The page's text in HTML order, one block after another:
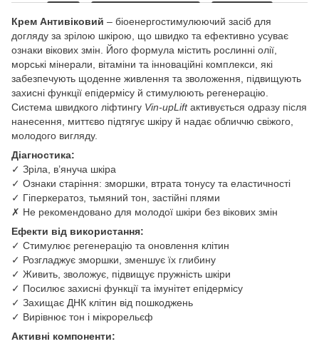
Крем Антивіковий – біоенергостимулюючий засіб для
догляду за зрілою шкірою, що швидко та ефективно усуває
ознаки вікових змін. Його формула містить рослинні олії,
морські мінерали, вітаміни та інноваційні комплекси, які
забезпечують щоденне живлення та зволоження, підвищують
захисні функції епідермісу й стимулюють регенерацію.
Система швидкого ліфтингу Vin-upLiftактивується одразу після
нанесення, миттєво підтягує шкіру й надає обличчю свіжого,
молодого вигляду.
Діагностика:
✓ Зріла, в’януча шкіра
✓ Ознаки старіння: зморшки, втрата тонусу та еластичності
✓ Гіперкератоз, тьмяний тон, застійні плями
✗ Не рекомендовано для молодої шкіри без вікових змін
Ефекти від використання:
✓ Стимулює регенерацію та оновлення клітин
✓ Розгладжує зморшки, зменшує їх глибину
✓ Живить, зволожує, підвищує пружність шкіри
✓ Посилює захисні функції та імунітет епідермісу
✓ Захищає ДНК клітин від пошкоджень
✓ Вирівнює тон і мікрорельєф
Активні компоненти: